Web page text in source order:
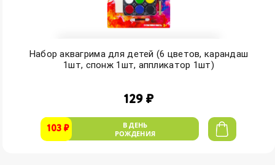
Набор аквагрима для детей (6 цветов, карандаш
1шт, спонж 1шт, аппликатор 1шт)
129 ₽
103 ₽
В ДЕНЬ
РОЖДЕНИЯ